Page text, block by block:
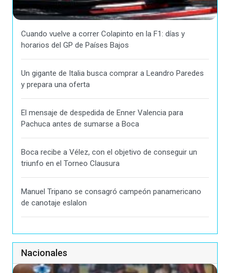
Cuando vuelve a correr Colapinto en la F1: días y
horarios del GP de Países Bajos
Un gigante de Italia busca comprar a Leandro Paredes
y prepara una oferta
El mensaje de despedida de Enner Valencia para
Pachuca antes de sumarse a Boca
Boca recibe a Vélez, con el objetivo de conseguir un
triunfo en el Torneo Clausura
Manuel Tripano se consagró campeón panamericano
de canotaje eslalon
Nacionales